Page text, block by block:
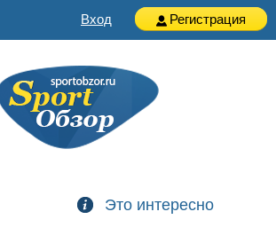
Вход Регистрация
Это интересно